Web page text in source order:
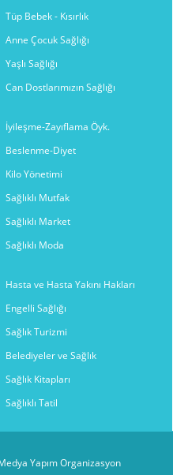
Tüp Bebek - Kısırlık
Anne Çocuk Sağlığı
Yaşlı Sağlığı
Can Dostlarımızın Sağlığı
İyileşme-Zayıflama Öyk.
Beslenme-Diyet
Kilo Yönetimi
Sağlıklı Mutfak
Sağlıklı Market
Sağlıklı Moda
Hasta ve Hasta Yakını Hakları
Engelli Sağlığı
Sağlık Turizmi
Belediyeler ve Sağlık
Sağlık Kitapları
Sağlıklı Tatil
Yapım Organizasyon